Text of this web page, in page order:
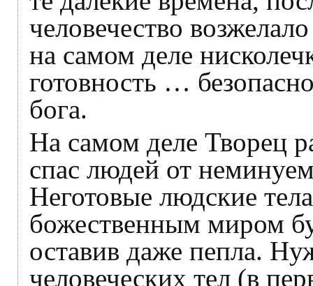
человечество
на самом деле
готовность …
бога.
На самом деле Творец
спас людей от
Неготовые людские
божественным миром
оставив даже пепла.
человеческих тел (в